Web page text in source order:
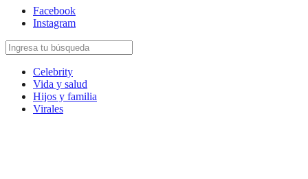
Facebook
Instagram
Celebrity
Vida y salud
Hijos y familia
Virales